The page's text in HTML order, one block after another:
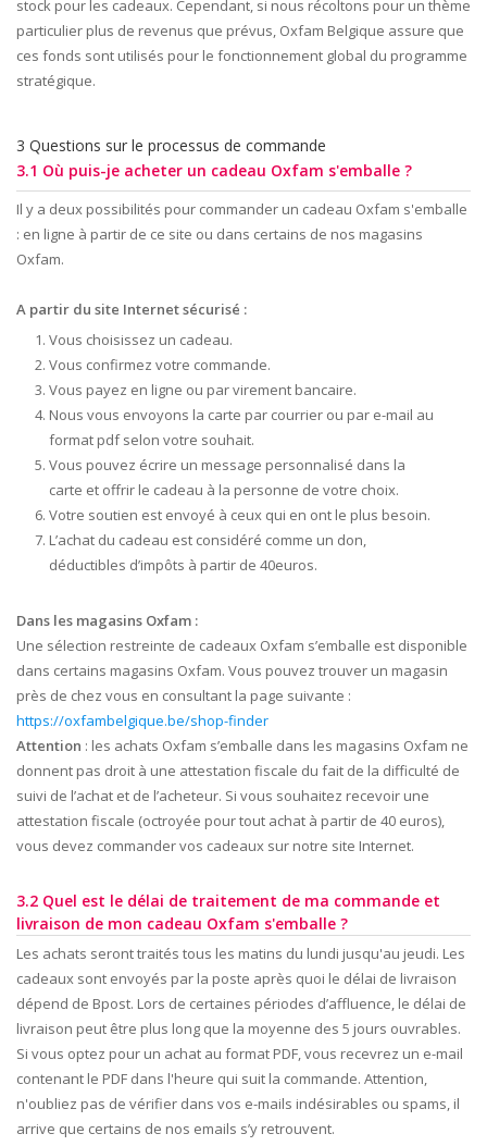
stock pour les cadeaux. Cependant, si nous récoltons pour un thème
particulier plus de revenus que prévus, Oxfam Belgique assure que
ces fonds sont utilisés pour le fonctionnement global du programme
stratégique.
3 Questions sur le processus de commande
3.1 Où puis-je acheter un cadeau Oxfam s'emballe ?
Il y a deux possibilités pour commander un cadeau Oxfam s'emballe
: en ligne à partir de ce site ou dans certains de nos magasins
Oxfam.
A partir du site Internet sécurisé :
Vous choisissez un cadeau.
Vous confirmez votre commande.
Vous payez en ligne ou par virement bancaire.
Nous vous envoyons la carte par courrier ou par e-mail au
format pdf selon votre souhait.
Vous pouvez écrire un message personnalisé dans la
carte et offrir le cadeau à la personne de votre choix.
Votre soutien est envoyé à ceux qui en ont le plus besoin.
L’achat du cadeau est considéré comme un don,
déductibles d’impôts à partir de 40euros.
Dans les magasins Oxfam :
Une sélection restreinte de cadeaux Oxfam s’emballe est disponible
dans certains magasins Oxfam. Vous pouvez trouver un magasin
près de chez vous en consultant la page suivante :
https://oxfambelgique.be/shop-finder
Attention : les achats Oxfam s’emballe dans les magasins Oxfam ne
donnent pas droit à une attestation fiscale du fait de la difficulté de
suivi de l’achat et de l’acheteur. Si vous souhaitez recevoir une
attestation fiscale (octroyée pour tout achat à partir de 40 euros),
vous devez commander vos cadeaux sur notre site Internet.
3.2 Quel est le délai de traitement de ma commande et
livraison de mon cadeau Oxfam s'emballe ?
Les achats seront traités tous les matins du lundi jusqu'au jeudi. Les
cadeaux sont envoyés par la poste après quoi le délai de livraison
dépend de Bpost. Lors de certaines périodes d’affluence, le délai de
livraison peut être plus long que la moyenne des 5 jours ouvrables.
Si vous optez pour un achat au format PDF, vous recevrez un e-mail
contenant le PDF dans l'heure qui suit la commande. Attention,
n'oubliez pas de vérifier dans vos e-mails indésirables ou spams, il
arrive que certains de nos emails s’y retrouvent.